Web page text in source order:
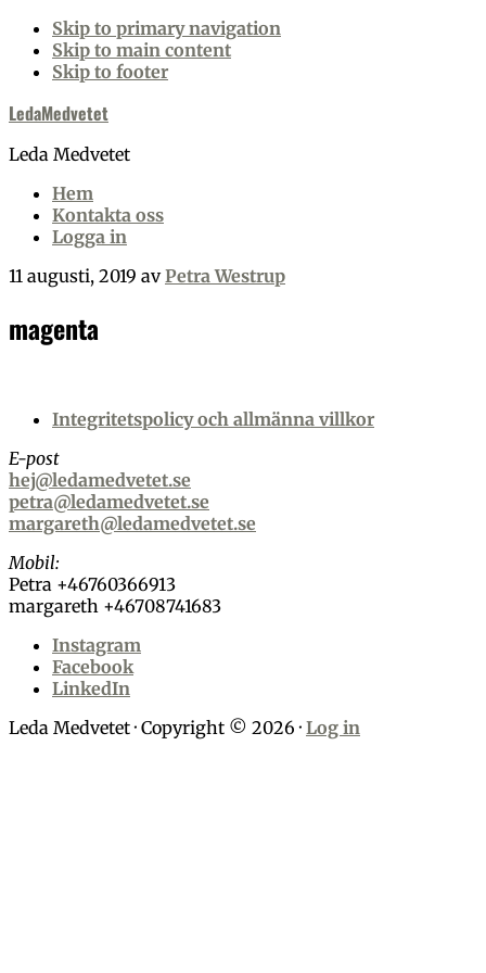
Skip to primary navigation
Skip to main content
Skip to footer
LedaMedvetet
Leda Medvetet
Hem
Kontakta oss
Logga in
11 augusti, 2019 avPetra Westrup
magenta
FooterIntegritetspolicy och allmänna villkor
E-post
hej@ledamedvetet.se
petra@ledamedvetet.se
margareth@ledamedvetet.se
Mobil:
Petra +46760366913
margareth +46708741683
Instagram
Facebook
LinkedIn
Leda Medvetet · Copyright © 2026 · Log in